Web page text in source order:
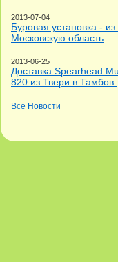
2013-07-04
Буровая установка -
Московскую область
2013-06-25
Доставка Spearhead
820 из Твери в Тамбов.
Все Новости